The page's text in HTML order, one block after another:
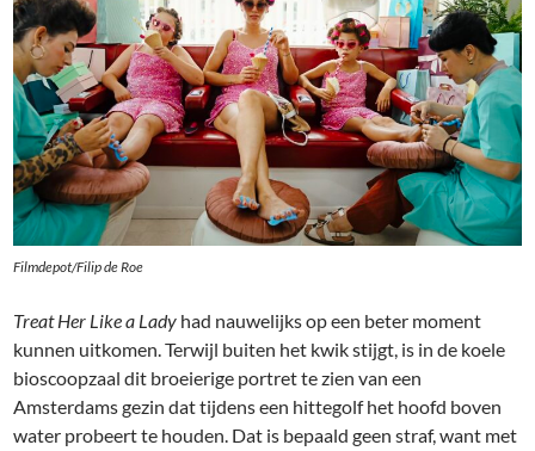
Filmdepot/Filip de Roe
Treat Her Like a Lady had nauwelijks op een beter moment
kunnen uitkomen. Terwijl buiten het kwik stijgt, is in de koele
bioscoopzaal dit broeierige portret te zien van een
Amsterdams gezin dat tijdens een hittegolf het hoofd boven
water probeert te houden. Dat is bepaald geen straf, want met